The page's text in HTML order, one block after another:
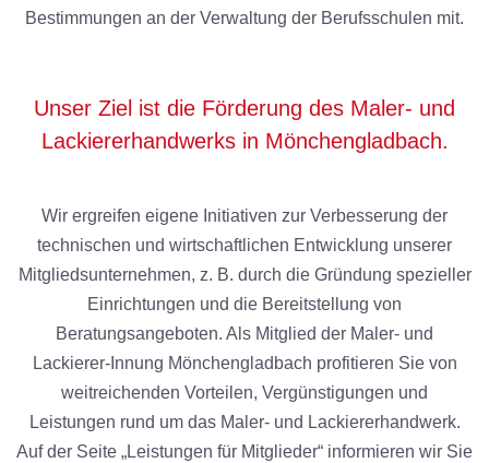
Bestimmungen an der Verwaltung der Berufsschulen mit.
Unser Ziel ist die Förderung des Maler- und
Lackiererhandwerks in Mönchengladbach.
Wir ergreifen eigene Initiativen zur Verbesserung der
technischen und wirtschaftlichen Entwicklung unserer
Mitgliedsunternehmen, z. B. durch die Gründung spezieller
Einrichtungen und die Bereitstellung von
Beratungsangeboten. Als Mitglied der Maler- und
Lackierer-Innung Mönchengladbach profitieren Sie von
weitreichenden Vorteilen, Vergünstigungen und
Leistungen rund um das Maler- und Lackiererhandwerk.
Auf der Seite „Leistungen für Mitglieder“ informieren wir Sie